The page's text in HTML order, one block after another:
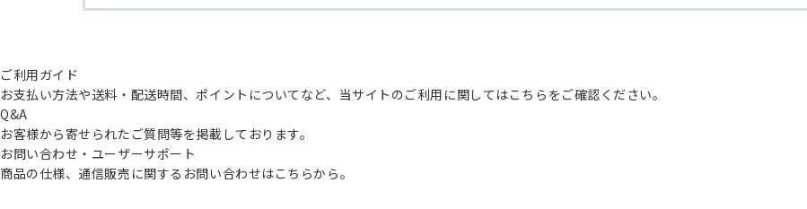
ご利用ガイド
お支払い方法や送料・配送時間、ポイントについてなど、当サイトのご利用に関してはこちらをご確認ください。
Q&A
お客様から寄せられたご質問等を掲載しております。
お問い合わせ・ユーザーサポート
商品の仕様、通信販売に関するお問い合わせはこちらから。